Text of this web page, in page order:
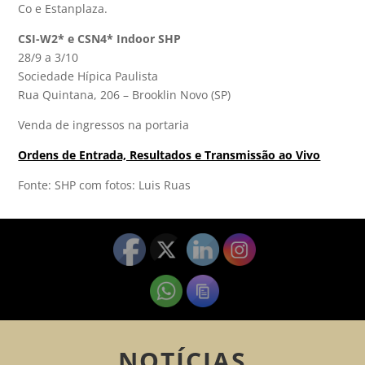
Co e Estanplaza.
CSI-W2* e CSN4* Indoor SHP
28/9 a 3/10
Sociedade Hípica Paulista
Rua Quintana, 206 – Brooklin Novo (SP)
Venda de ingressos na portaria
Ordens de Entrada, Resultados e Transmissão ao Vivo
Fonte: SHP com fotos: Luis Ruas